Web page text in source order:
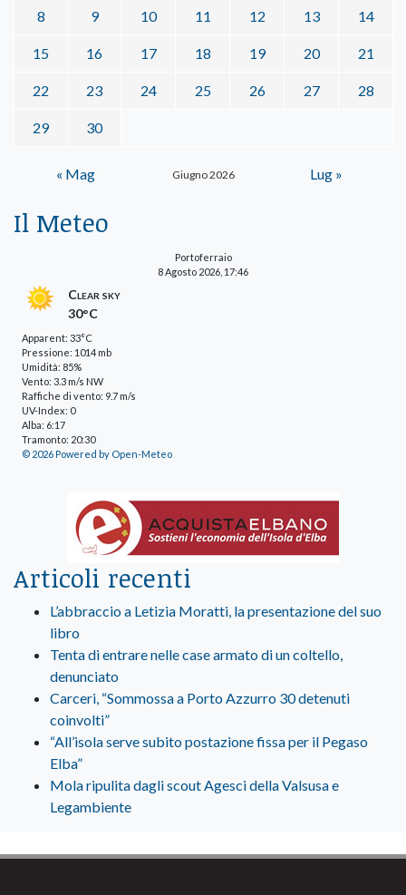
Giugno 2026
8 9 10 11 12 13 14
15 16 17 18 19 20 21
22 23 24 25 26 27 28
29 30
« Mag Lug »
Il Meteo
Portoferraio
8 Agosto 2026, 17:46
Clear sky
30°C
Apparent: 33°C
Pressione: 1014 mb
Umidità: 85%
Vento: 3.3 m/s NW
Raffiche di vento: 9.7 m/s
UV-Index: 0
Alba: 6:17
Tramonto: 20:30
© 2026 Powered by Open-Meteo
Articoli recenti
L’abbraccio a Letizia Moratti, la presentazione del suo
libro
Tenta di entrare nelle case armato di un coltello,
denunciato
Carceri, “Sommossa a Porto Azzurro 30 detenuti
coinvolti”
“All’isola serve subito postazione fissa per il Pegaso
Elba”
Mola ripulita dagli scout Agesci della Valsusa e
Legambiente